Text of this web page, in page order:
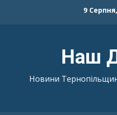
9
Наш
Новини